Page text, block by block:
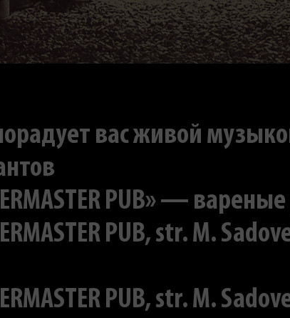
порадует вас живой
PUB» —
PUB, str. M.
PUB, str. M.